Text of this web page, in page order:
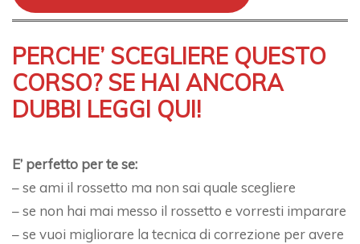
PERCHE’ SCEGLIERE QUESTO
CORSO? SE HAI ANCORA
DUBBI LEGGI QUI!
E’ perfetto per te se:
– se ami il rossetto ma non sai quale scegliere
– se non hai mai messo il rossetto e vorresti imparare
– se vuoi migliorare la tecnica di correzione per avere